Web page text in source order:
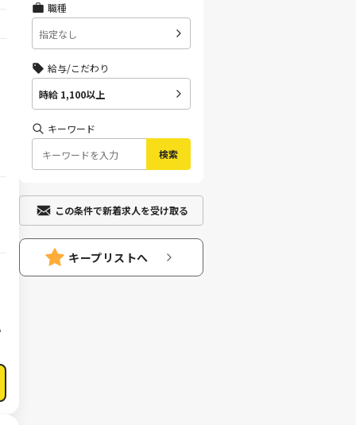
職種
指定なし
給与/こだわり
時給 1,100以上
キーワード
検索
この条件で新着求人を受け取る
キープリストへ